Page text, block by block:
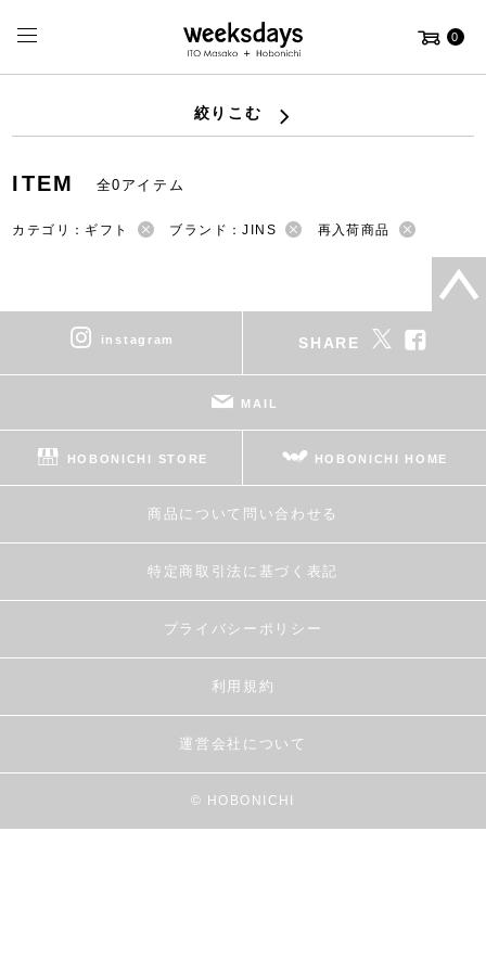
0
絞りこむ
ITEM 全0アイテム
カテゴリ：ギフト ブランド：JINS 再入荷商品
instagram SHARE
MAIL
HOBONICHI STORE HOBONICHI HOME
商品について問い合わせる
特定商取引法に基づく表記
プライバシーポリシー
利用規約
運営会社について
© HOBONICHI